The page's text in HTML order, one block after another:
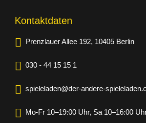
Kontaktdaten
Prenzlauer Allee 192, 10405 Berlin
030 - 44 15 15 1
spieleladen@der-andere-
Mo-Fr 10–19:00 Uhr, Sa 10–16:00